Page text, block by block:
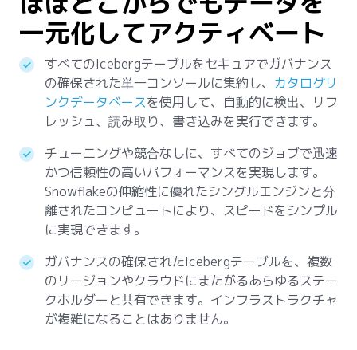
一元化してアクティベート
すべてのIcebergテーブルをセキュアでガバナンス
の確保された単一コンソールに集約し、 カタログリ
ンクデータベースを使用して、自動的に検出、リフ
レッシュ、読み取り、書き込みを実行できます。
チューニングや競合なしに、すべてのジョブで迅速
かつ信頼性の高いパフォーマンスを実現します。
Snowflakeの伸縮性に優れたシングルエンジンと分
離されたコンピュートにより、スピードをシンプル
に実現できます。
ガバナンスの確保されたIcebergテーブルを、複数
のリージョンやクラウドにまたがるあらゆるステー
クホルダーと共有できます。インフラストラクチャ
が複雑になることはありません。